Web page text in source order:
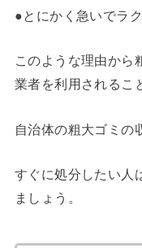
●とにかく急いでラ
このような理由から
業者を利用されるこ
自治体の粗大ゴミの
すぐに処分したい人
ましょう。